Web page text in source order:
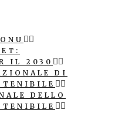
IL 2030
DI
DELLO